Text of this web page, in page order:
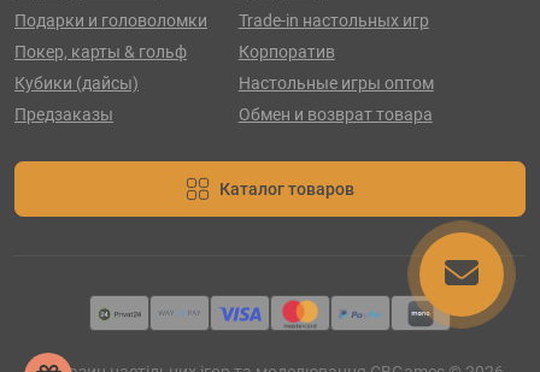
Подарки и головоломки
Покер, карты & гольф
Кубики (дайсы)
Предзаказы
Trade-in настольных игр
Корпоратив
Настольные игры оптом
Обмен и возврат товара
Каталог товаров